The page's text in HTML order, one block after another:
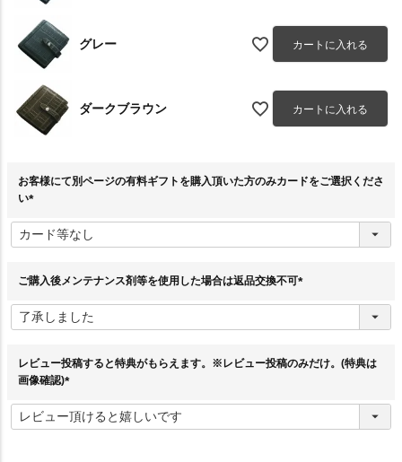
グレー カートに入れる
ダークブラウン カートに入れる
お客様にて別ページの有料ギフトを購入頂いた方のみカードをご選択くださ
い
必
須
ご購入後メンテナンス剤等を使用した場合は返品交換不可
須
レビュー投稿すると特典がもらえます。※レビュー投稿のみだけ。(特典は
画像確認)
必
須